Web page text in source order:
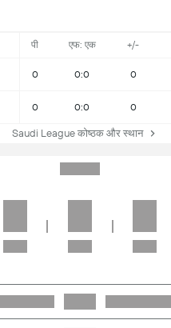
पी एफ: एक +/-
0 0:0 0
0 0:0 0
Saudi League कोष्ठक और स्थान